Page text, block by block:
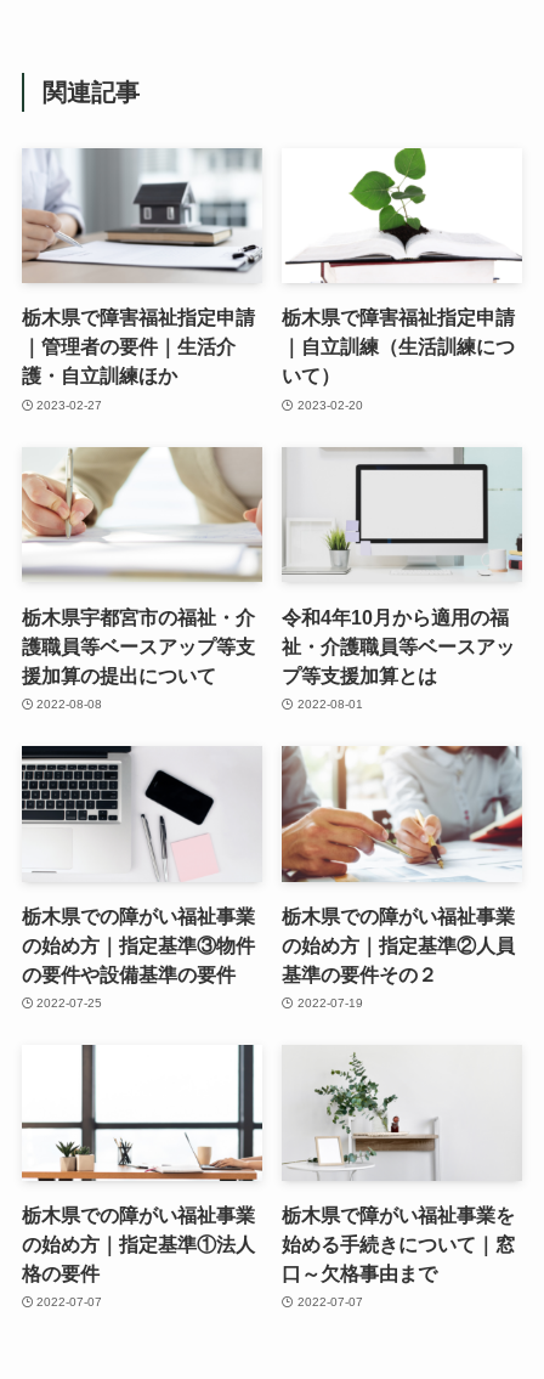
関連記事
栃木県で障害福祉指定申請
｜管理者の要件｜生活介
護・自立訓練ほか
2023-02-27
栃木県で障害福祉指定申請
｜自立訓練（生活訓練につ
いて）
2023-02-20
栃木県宇都宮市の福祉・介
護職員等ベースアップ等支
援加算の提出について
2022-08-08
令和4年10月から適用の福
祉・介護職員等ベースアッ
プ等支援加算とは
2022-08-01
栃木県での障がい福祉事業
の始め方｜指定基準③物件
の要件や設備基準の要件
2022-07-25
栃木県での障がい福祉事業
の始め方｜指定基準②人員
基準の要件その２
2022-07-19
栃木県での障がい福祉事業
の始め方｜指定基準①法人
格の要件
2022-07-07
栃木県で障がい福祉事業を
始める手続きについて｜窓
口～欠格事由まで
2022-07-07